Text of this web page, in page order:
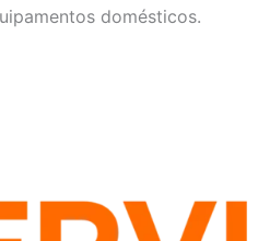
domésticos.